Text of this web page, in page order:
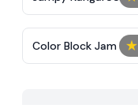
★
Color Block Jam